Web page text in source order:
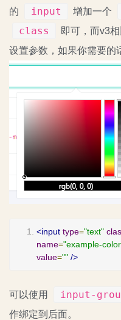
的
input 增加一个
class 即可，而v3
设置参数，如果你需要的
<input type="text"
name="example-
value="" />
可以使用 input-
作绑定到后面。